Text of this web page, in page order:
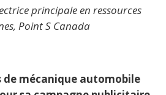
principale en ressources
Point S Canada
de mécanique automobile